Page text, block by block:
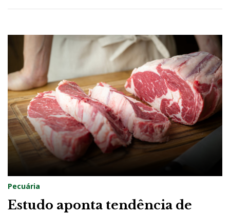
Pecuária
Estudo aponta tendência de